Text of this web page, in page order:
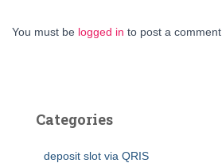
You must be logged in to post a comment.
Categories
deposit slot via QRIS